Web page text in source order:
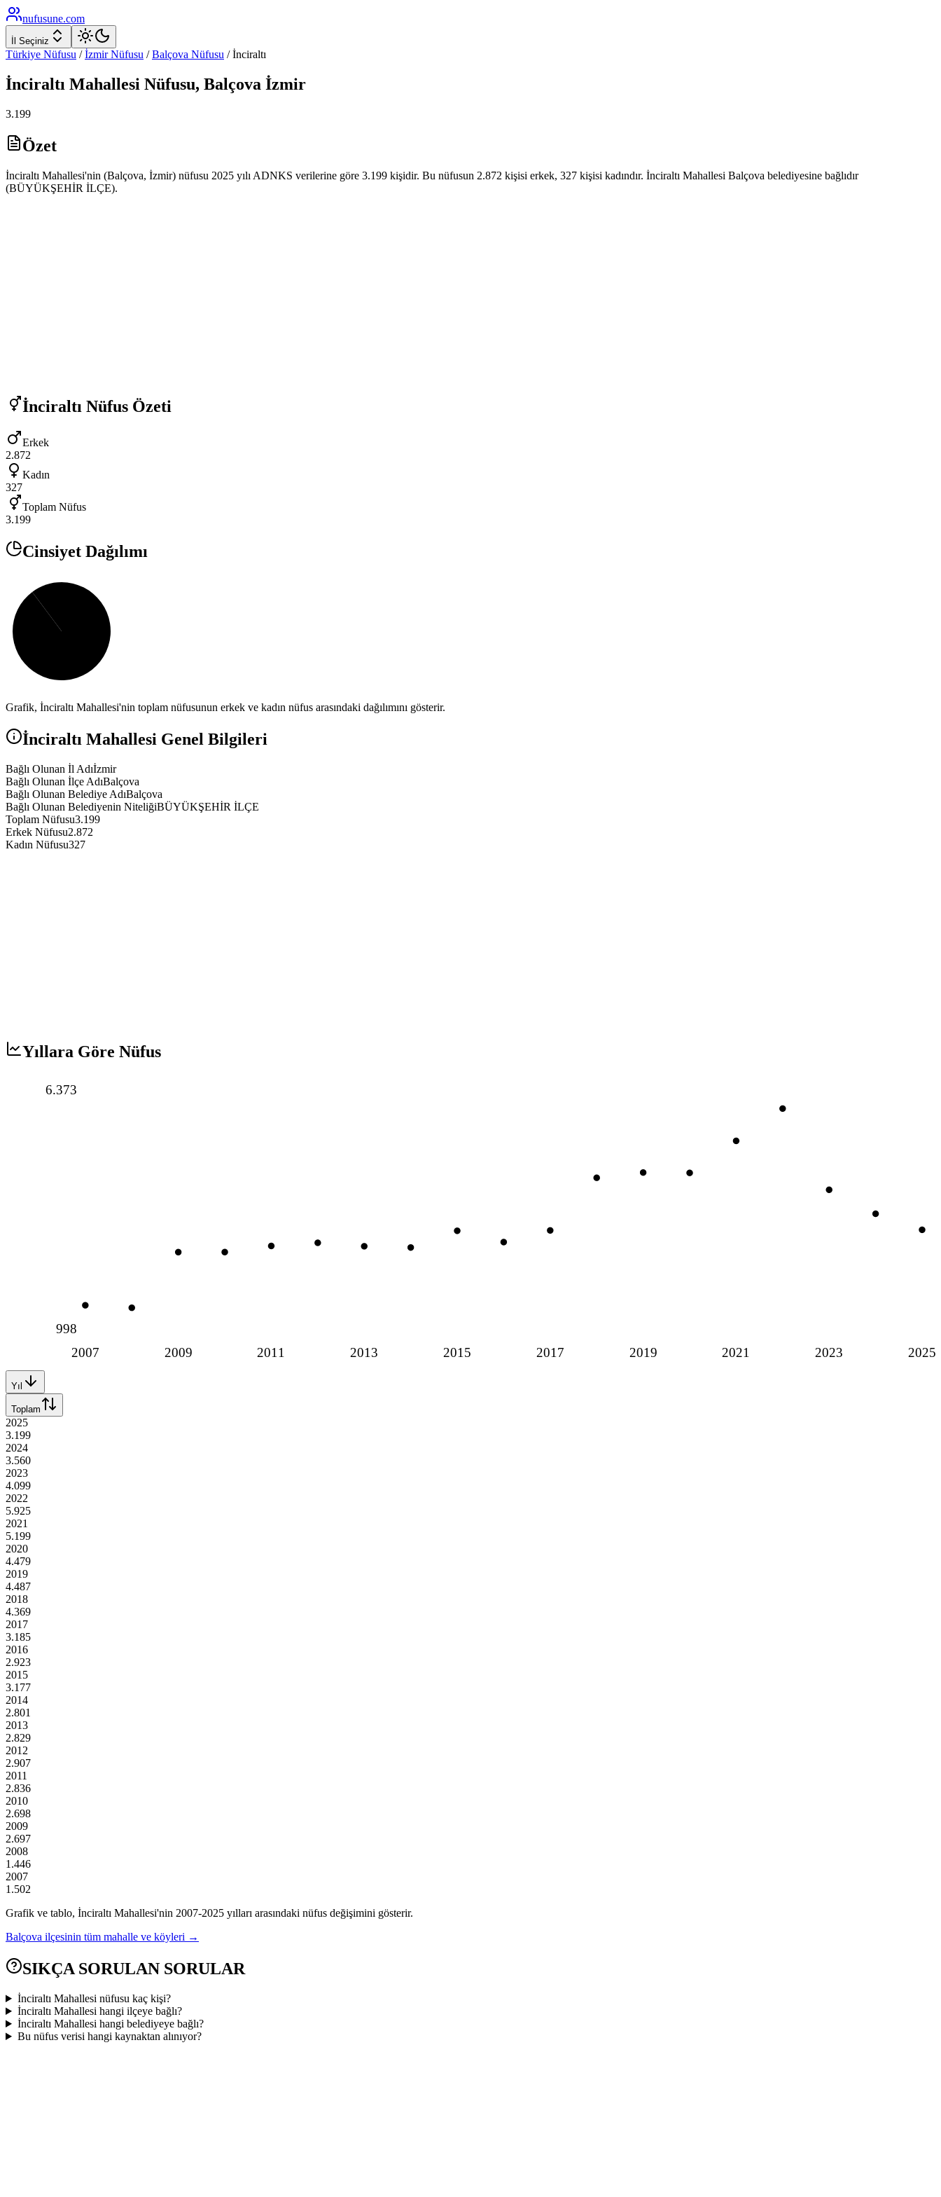
nufusune.com
İl Seçiniz
Türkiye Nüfusu / İzmirNüfusu / Balçova Nüfusu /İnciraltı
İnciraltı Mahallesi Nüfusu, Balçova İzmir
3.199
Özet
İnciraltı Mahallesi'nin (Balçova, İzmir) nüfusu 2025 yılı ADNKS verilerine göre 3.199 kişidir. Bu nüfusun 2.872 kişisi erkek, 327 kişisi kadındır. İnciraltı Mahallesi Balçova belediyesine bağlıdır
(BÜYÜKŞEHİR İLÇE).
İnciraltı Nüfus Özeti
Erkek
2.872
Kadın
327
Toplam Nüfus
3.199
Cinsiyet Dağılımı
Grafik, İnciraltı Mahallesi'nin toplam nüfusunun erkek ve kadın nüfus arasındaki dağılımını gösterir.
İnciraltı Mahallesi Genel Bilgileri
Bağlı Olunan İl Adıİzmir
Bağlı Olunan İlçe AdıBalçova
Bağlı Olunan Belediye AdıBalçova
Bağlı Olunan Belediyenin NiteliğiBÜYÜKŞEHİR İLÇE
Toplam Nüfusu3.199
Erkek Nüfusu2.872
Kadın Nüfusu327
Yıllara Göre Nüfus
2007 2009 2011 2013 2015 2017 2019 2021 2023 2025
6.373
998
Yıl
Toplam
2025
3.199
2024
3.560
2023
4.099
2022
5.925
2021
5.199
2020
4.479
2019
4.487
2018
4.369
2017
3.185
2016
2.923
2015
3.177
2014
2.801
2013
2.829
2012
2.907
2011
2.836
2010
2.698
2009
2.697
2008
1.446
2007
1.502
Grafik ve tablo, İnciraltı Mahallesi'nin 2007-2025 yılları arasındaki nüfus değişimini gösterir.
Balçova ilçesinin tüm mahalle ve köyleri →
SIKÇA SORULAN SORULAR
İnciraltı Mahallesi nüfusu kaç kişi?
İnciraltı Mahallesi hangi ilçeye bağlı?
İnciraltı Mahallesi hangi belediyeye bağlı?
Bu nüfus verisi hangi kaynaktan alınıyor?